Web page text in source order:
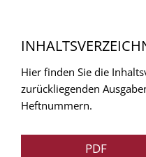
Hier finden Sie die
zurückliegenden
Heftnummern.
PDF